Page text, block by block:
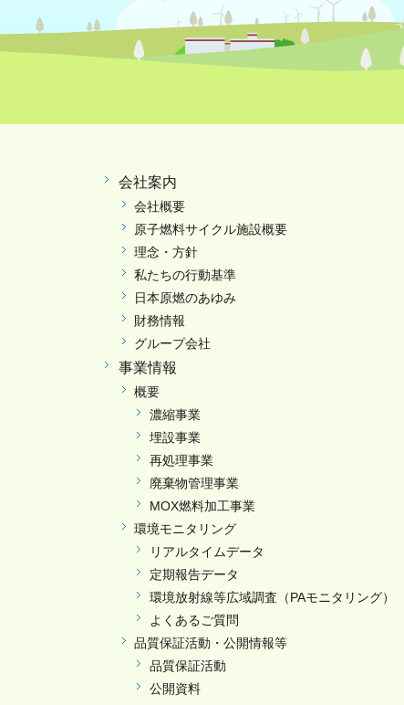
会社案内
会社概要
原子燃料サイクル施設概要
理念・方針
私たちの行動基準
日本原燃のあゆみ
財務情報
グループ会社
事業情報
概要
濃縮事業
埋設事業
再処理事業
廃棄物管理事業
MOX燃料加工事業
環境モニタリング
リアルタイムデータ
定期報告データ
環境放射線等広域調査（PAモニタリング）
よくあるご質問
品質保証活動・公開情報等
品質保証活動
公開資料